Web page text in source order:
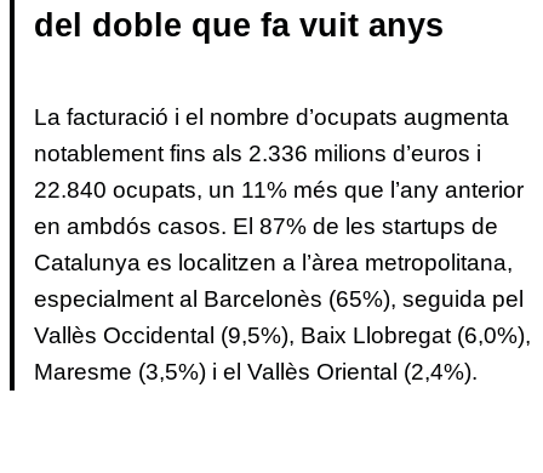
del doble que fa vuit anys
La facturació i el nombre d’ocupats augmenta
notablement fins als 2.336 milions d’euros i
22.840 ocupats, un 11% més que l’any anterior
en ambdós casos. El 87% de les startups de
Catalunya es localitzen a l’àrea metropolitana,
especialment al Barcelonès (65%), seguida pel
Vallès Occidental (9,5%), Baix Llobregat (6,0%),
Maresme (3,5%) i el Vallès Oriental (2,4%).